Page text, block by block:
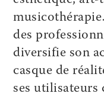
des
diversifie son
casque de
ses utilisateurs